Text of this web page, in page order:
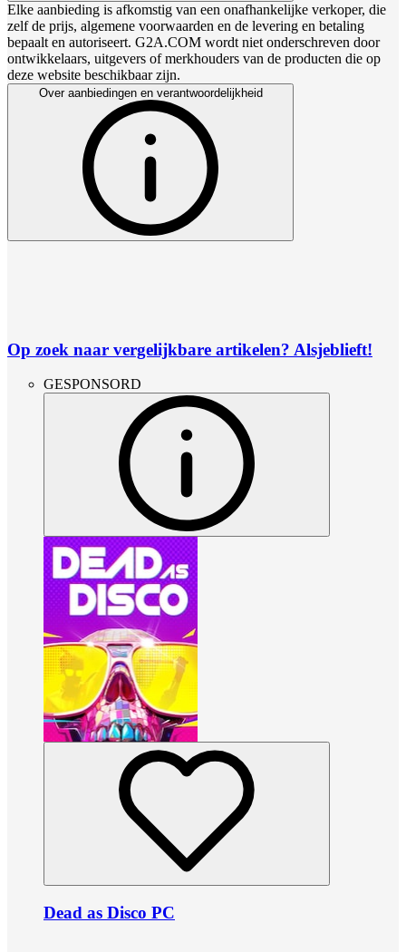
Elke aanbieding is afkomstig van een onafhankelijke verkoper, die
zelf de prijs, algemene voorwaarden en de levering en betaling
bepaalt en autoriseert. G2A.COM wordt niet onderschreven door
ontwikkelaars, uitgevers of merkhouders van de producten die op
deze website beschikbaar zijn.
Over aanbiedingen en verantwoordelijkheid
Op zoek naar vergelijkbare artikelen? Alsjeblieft!
GESPONSORD
Dead as Disco PC